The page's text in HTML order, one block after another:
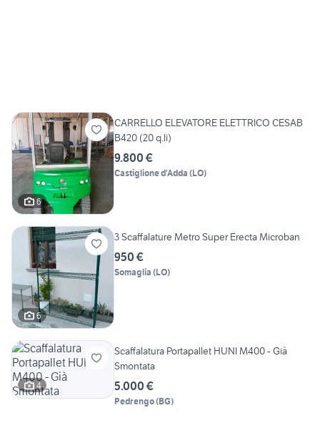
6
CARRELLO ELEVATORE ELETTRICO CESAB
B420 (20 q.li)
9.800 €
Castiglione d'Adda (LO)
6
3 Scaffalature Metro Super Erecta Microban
950 €
Somaglia (LO)
4
Scaffalatura Portapallet HUNI M400 - Già
Smontata
5.000 €
Pedrengo(BG)